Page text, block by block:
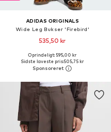
ADIDAS ORIGINALS
Wide Leg Bukser 'Firebird'
535,50 kr
+ 10
Fås i mange størrelser
Føj til indkøbskurv
Oprindeligt: 595,00 kr
Sidste laveste pris:505,75 kr